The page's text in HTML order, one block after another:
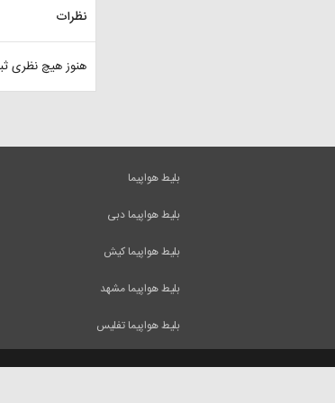
نظرات
هنوز هیچ نظری
بلیط هواپیما
بلیط هواپیما دبی
بلیط هواپیما کیش
بلیط هواپیما مشهد
بلیط هواپیما تفلیس